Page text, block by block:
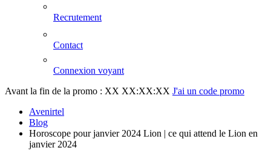
Recrutement
Contact
Connexion voyant
Avant la fin de la promo : XX XX:XX:XX J'ai un code promo
Avenirtel
Blog
Horoscope pour janvier 2024 Lion | ce qui attend le Lion en
janvier 2024